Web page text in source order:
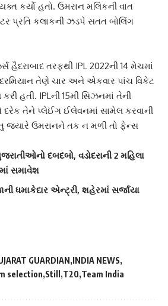
કર્યો હતો. ઉમરાન મલિકની વાત
પ્રતિ કલાકની ઝડપે સતત બોલિંગ
હૈદરાબાદ તરફથી IPL 2022ની 14 મેચમાં
તેણે ચાર અને એકવાર પાંચ વિકેટ
હતી. IPLની 15મી સિઝનમાં તેની
દરેક તેને પ્લેઈંગ ઈલેવનમાં સામેલ કરવાની
જ્યારે ઉમરાનને તક ન મળી તો ફેન્સ
દબદબો, વડોદરાની 2 મહિલા
સમાવેશ
ધમાકેદાર એન્ટ્રી, શહેરમાં સર્જાયા
GUARDIAN INDIA NEWS
selection Still T20 Team India